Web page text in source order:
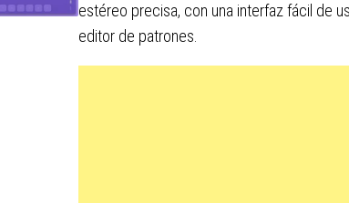
estéreo precisa, con una interfaz fácil de
editor de patrones.